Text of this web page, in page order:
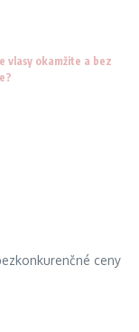
vlasy okamžite a bez
ceny